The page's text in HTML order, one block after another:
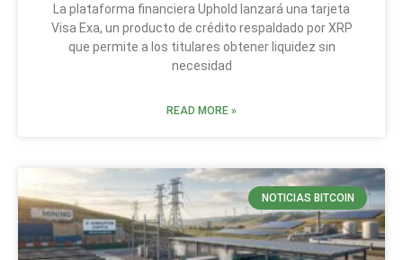
La plataforma financiera Uphold lanzará una tarjeta
Visa Exa, un producto de crédito respaldado por XRP
que permite a los titulares obtener liquidez sin
necesidad
READ MORE »
NOTICIAS BITCOIN